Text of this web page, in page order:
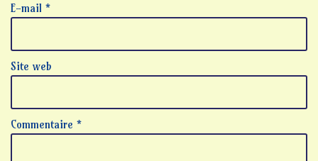
E-mail *
Site web
Commentaire *